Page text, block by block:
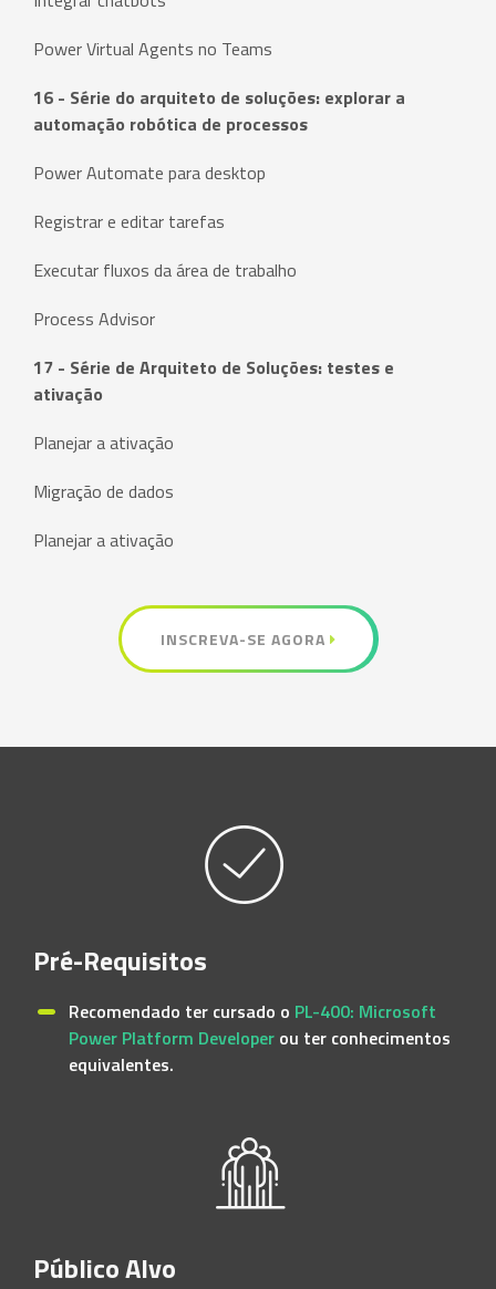
Power Virtual Agents no Teams
16 - Série do arquiteto de soluções: explorar a
automação robótica de processos
Power Automate para desktop
Registrar e editar tarefas
Executar fluxos da área de trabalho
Process Advisor
17 - Série de Arquiteto de Soluções: testes e
ativação
Planejar a ativação
Migração de dados
Planejar a ativação
INSCREVA-SE AGORA
Pré-Requisitos
Recomendado ter cursado o PL-400: Microsoft
Power Platform Developer ou ter conhecimentos
equivalentes.
Público Alvo